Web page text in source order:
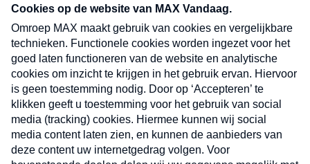
nieuwsbrief. Elke vrijdag- en dinsdagochtend in
uw mailbox.
Verzend